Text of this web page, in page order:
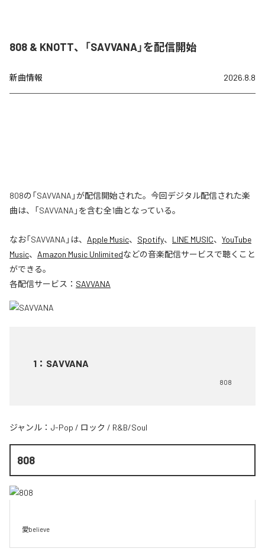
808 & KNOTT、「SAVVANA」を配信開始
新曲情報 2026.8.8
808の「SAVVANA」が配信開始された。今回デジタル配信された楽
曲は、「SAVVANA」を含む全1曲となっている。
なお「SAVVANA 」は、 Apple Music、 Spotify、 LINE MUSIC、 YouTube
Music、 Amazon Music Unlimitedなどの音楽配信サービスで聴くこと
ができる。
各配信サービス： SAVVANA
1 ： SAVVANA
808
ジャンル： J-Pop / ロック / R&B/Soul
808
愛believe